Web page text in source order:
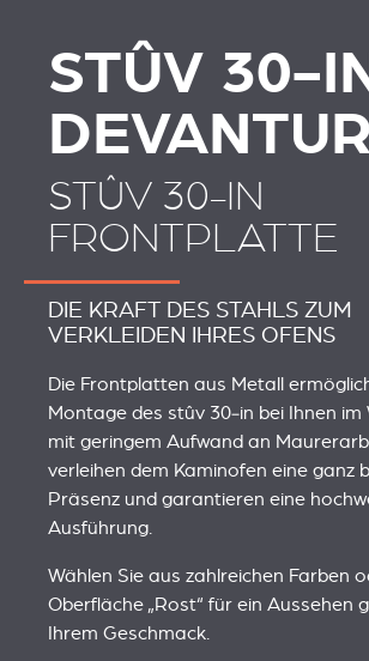
STÛV 30-
STÛV 30-IN
FRONTPLATTE
DIE KRAFT DES STAHLS ZUM
VERKLEIDEN IHRES OFENS
Die Frontplatten aus Metall
Montage des stûv 30‑in bei Ihnen
mit geringem Aufwand an
verleihen dem Kaminofen eine ganz
Präsenz und garantieren eine
Ausführung.
Wählen Sie aus zahlreichen Farben
Oberfläche „Rost“ für ein Aussehen
Ihrem Geschmack.